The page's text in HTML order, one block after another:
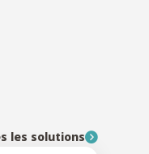
les solutions